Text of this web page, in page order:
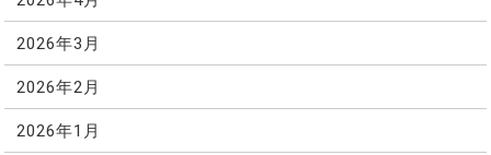
2026年3月
2026年2月
2026年1月